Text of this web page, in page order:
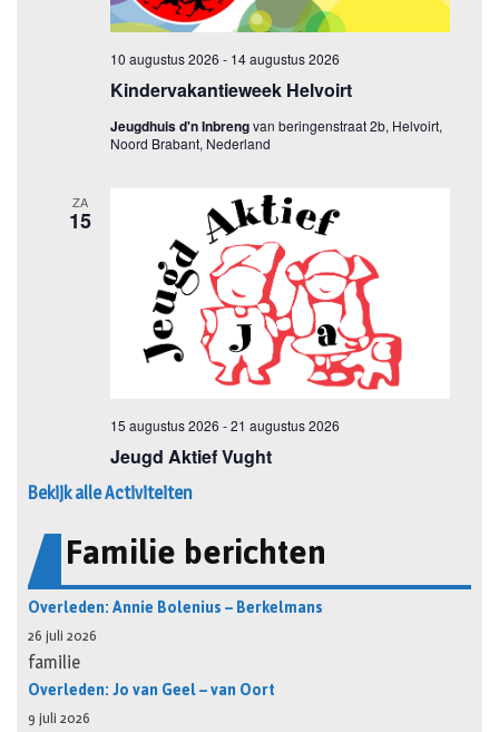
Bekijk alle Activiteiten
Familie berichten
Overleden: Annie Bolenius – Berkelmans
26 juli 2026
familie
Overleden: Jo van Geel – van Oort
9 juli 2026